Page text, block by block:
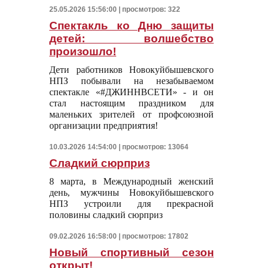
25.05.2026 15:56:00 | просмотров: 322
Спектакль ко Дню защиты
детей: волшебство
произошло!
Дети работников Новокуйбышевского
НПЗ побывали на незабываемом
спектакле «#ДЖИННВСЕТИ» - и он
стал настоящим праздником для
маленьких зрителей от профсоюзной
организации предприятия!
10.03.2026 14:54:00 | просмотров: 13064
Сладкий сюрприз
8 марта, в Международный женский
день, мужчины Новокуйбышевского
НПЗ устроили для прекрасной
половины сладкий сюрприз
09.02.2026 16:58:00 | просмотров: 17802
Новый спортивный сезон
открыт!